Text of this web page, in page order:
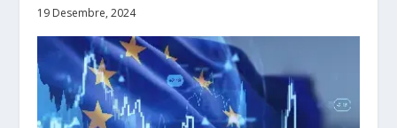
19 Desembre, 2024